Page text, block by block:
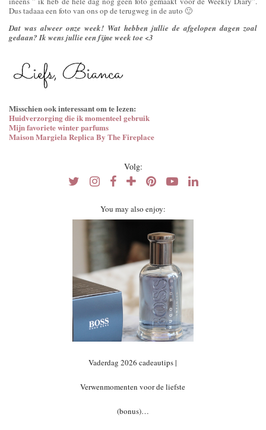
Dus tadaaa een foto van ons op de terugweg in de auto 🙂
Dat was alweer onze week! Wat hebben jullie de afgelopen dagen zoal
gedaan? Ik wens jullie een fijne week toe <3
Misschien ook interessant om te lezen:
Huidverzorging die ik momenteel gebruik
Mijn favoriete winter parfums
Maison Margiela Replica By The Fireplace
Volg:
You may also enjoy:
Vaderdag 2026 cadeautips |
Verwenmomenten voor de liefste
(bonus)…